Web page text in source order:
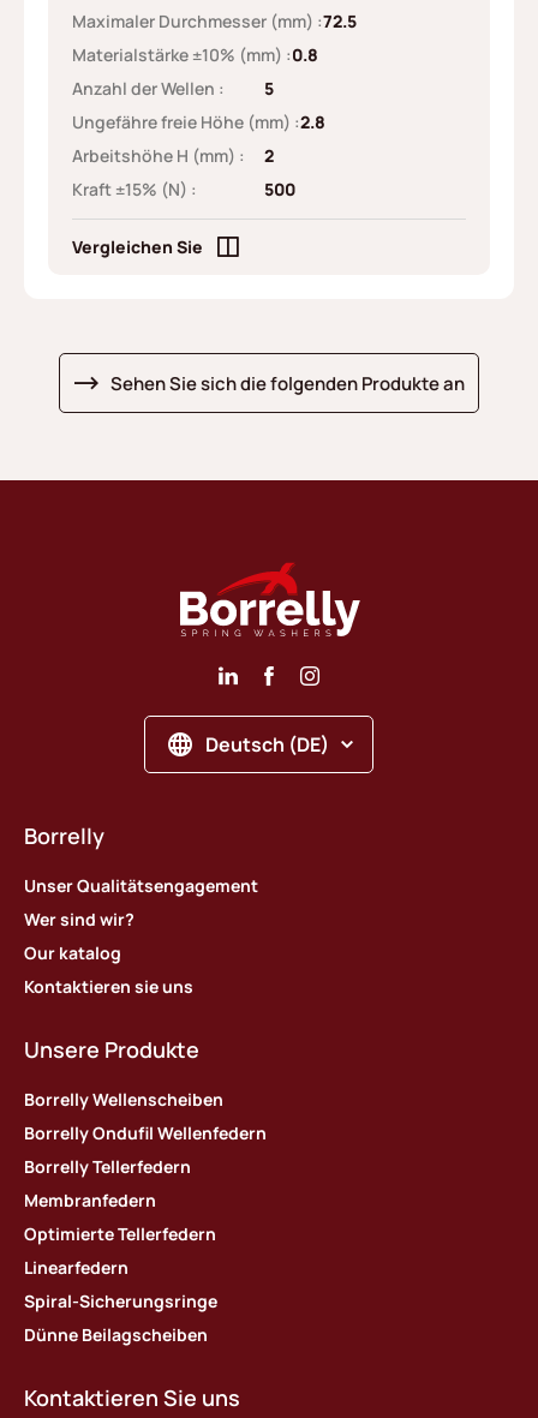
Maximaler Durchmesser (mm) :72.5
Materialstärke ±10% (mm) :0.8
Anzahl der Wellen :
5
Ungefähre freie Höhe (mm) :2.8
Arbeitshöhe H (mm) :
2
Kraft ±15% (N) :
500
Vergleichen Sie
Sehen Sie sich die folgenden Produkte an
Deutsch (DE)
Borrelly
Unser Qualitätsengagement
Wer sind wir?
Our katalog
Kontaktieren sie uns
Unsere Produkte
Borrelly Wellenscheiben
Borrelly Ondufil Wellenfedern
Borrelly Tellerfedern
Membranfedern
Optimierte Tellerfedern
Linearfedern
Spiral-Sicherungsringe
Dünne Beilagscheiben
Kontaktieren Sie uns